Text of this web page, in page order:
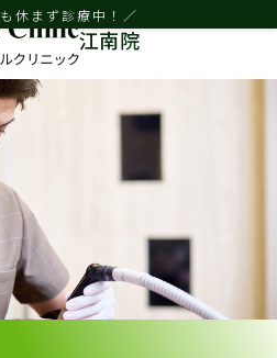
も休まず診療中！／
江南院